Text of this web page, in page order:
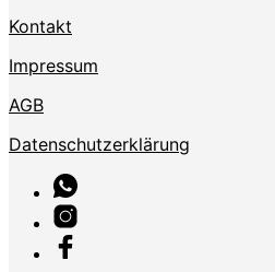
Kontakt
Impressum
AGB
Datenschutzerklärung